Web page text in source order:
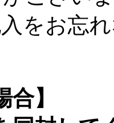
をお忘
合】